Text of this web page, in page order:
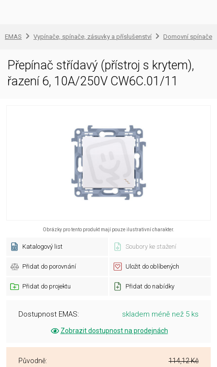
EMAS Vypínače, spínače, zásuvky a příslušenství Domovní spínače
Přepínač střídavý (přístroj s krytem),
řazení 6, 10A/250V CW6C.01/11
Obrázky pro tento produkt mají pouze ilustrativní charakter.
Katalogový list Soubory ke stažení
Přidat do porovnání Uložit do oblíbených
Přidat do projektu Přidat do nabídky
Dostupnost EMAS: skladem méně než 5 ks
Zobrazit dostupnost na prodejnách
Původně:
114,12 Kč